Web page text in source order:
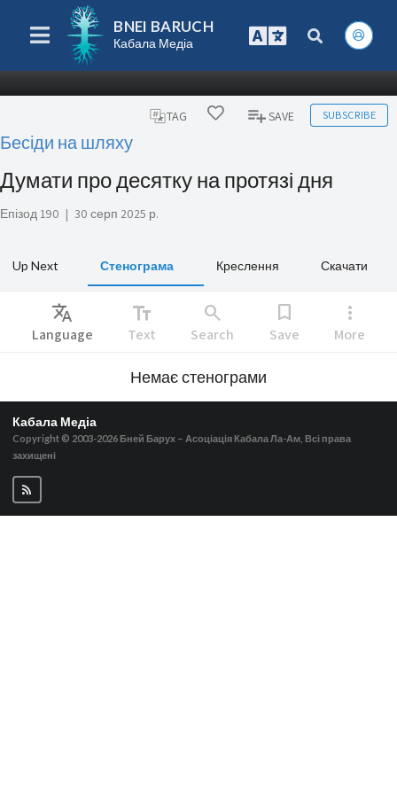
BNEI BARUCH
Кабала Медіа
TAG SAVE SUBSCRIBE
Бесіди на шляху
Думати про десятку на протязі дня
Епізод 190 | 30 серп 2025 р.
Up Next Стенограма Креслення Скачати
Translate
Language
text_fields
Text
search
Search
bookmark
Save
more_vert
More
Немає стенограми
Кабала Медіа
Copyright © 2003-2026 Бней Барух – Асоціація Кабала Ла-Ам, Всі права
захищені